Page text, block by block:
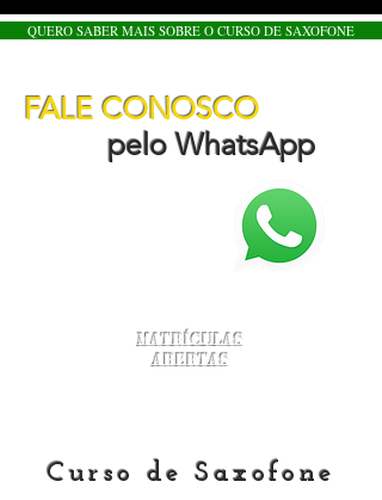
QUERO SABER MAIS SOBRE O CURSO DE SAXOFONE
FALE CONOSCO
pelo WhatsApp
Matrículas
Abertas
Curso de Saxofone